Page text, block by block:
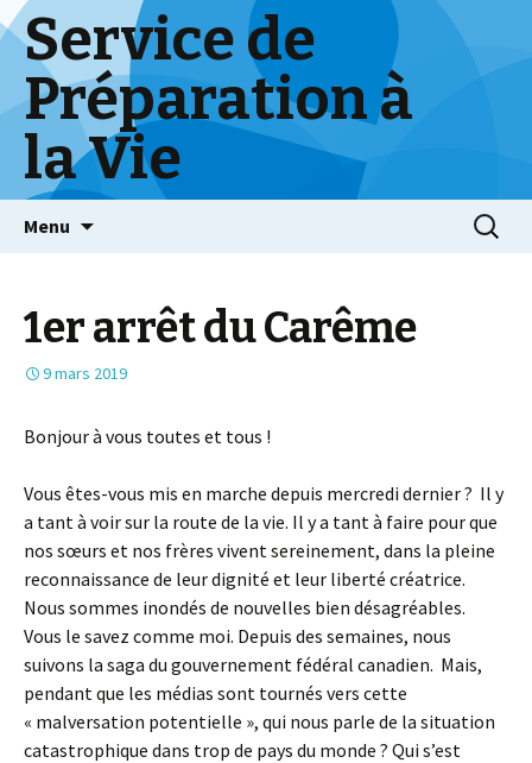
Service de
Préparation à
la Vie
Menu
1er arrêt du Carême
9 mars 2019
Bonjour à vous toutes et tous !
Vous êtes-vous mis en marche depuis mercredi dernier ? Il y
a tant à voir sur la route de la vie. Il y a tant à faire pour que
nos sœurs et nos frères vivent sereinement, dans la pleine
reconnaissance de leur dignité et leur liberté créatrice.
Nous sommes inondés de nouvelles bien désagréables.
Vous le savez comme moi. Depuis des semaines, nous
suivons la saga du gouvernement fédéral canadien. Mais,
pendant que les médias sont tournés vers cette
« malversation potentielle », qui nous parle de la situation
catastrophique dans trop de pays du monde ? Qui s’est